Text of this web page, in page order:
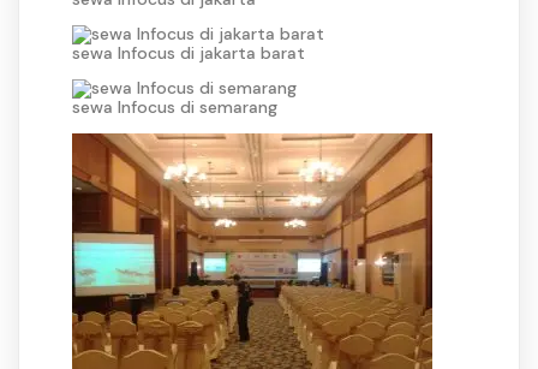
sewa Infocus di jakarta barat
sewa Infocus di semarang